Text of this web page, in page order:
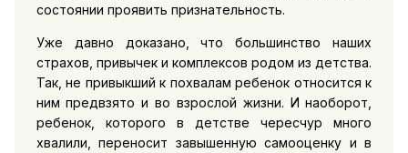
состоянии проявить признательность.
Уже давно доказано, что большинство наших
страхов, привычек и комплексов родом из детства.
Так, не привыкший к похвалам ребенок относится к
ним предвзято и во взрослой жизни. И наоборот,
ребенок, которого в детстве чересчур много
хвалили, переносит завышенную самооценку и в